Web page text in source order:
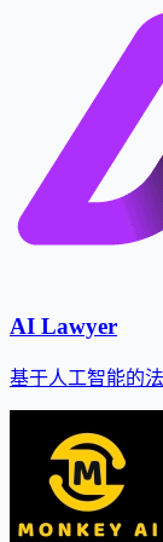
AI Lawyer
基于人工智能的